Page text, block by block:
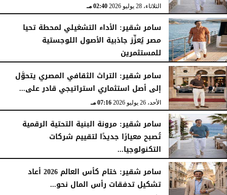
الثلاثاء، 28 يوليو 2026 02:40 مـ
سامر شقير: الأداء التشغيلي لمحطة تحيا
مصر يُعزِّز جاذبية الأصول اللوجستية
للمستثمرين
الأحد، 26 يوليو 2026 07:27 مـ
سامر شقير: التراث الثقافي المصري يتحوَّل
إلى أصل استثماري استراتيجي قادر على...
الأحد، 26 يوليو 2026 07:16 مـ
سامر شقير: مرونة البنية التحتية الرقمية
تُصبح معيارًا جديدًا لتقييم شركات
التكنولوجيا...
الأحد، 26 يوليو 2026 07:03 مـ
سامر شقير: ختام كأس العالم 2026 أعاد
تشكيل تدفقات رأس المال نحو...